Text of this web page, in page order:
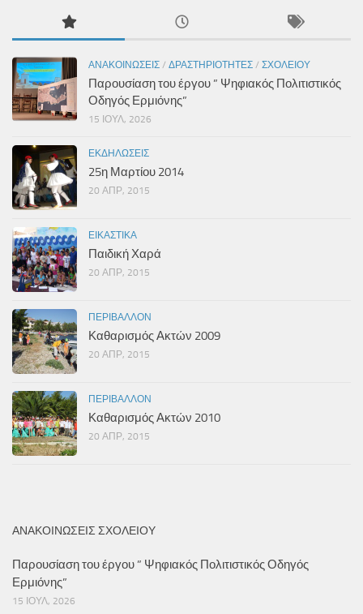
ΑΝΑΚΟΙΝΏΣΕΙΣ / ΔΡΑΣΤΗΡΙΌΤΗΤΕΣ / ΣΧΟΛΕΊΟΥ
Παρουσίαση του έργου ” Ψηφιακός Πολιτιστικός
Οδηγός Ερμιόνης”
15 ΙΟΎΛ, 2026
ΕΚΔΗΛΏΣΕΙΣ
25η Μαρτίου 2014
20 ΑΠΡ, 2015
ΕΙΚΑΣΤΙΚΆ
Παιδική Χαρά
20 ΑΠΡ, 2015
ΠΕΡΙΒΆΛΛΟΝ
Καθαρισμός Ακτών 2009
20 ΑΠΡ, 2015
ΠΕΡΙΒΆΛΛΟΝ
Καθαρισμός Ακτών 2010
20 ΑΠΡ, 2015
ΑΝΑΚΟΙΝΏΣΕΙΣ ΣΧΟΛΕΊΟΥ
Παρουσίαση του έργου ” Ψηφιακός Πολιτιστικός Οδηγός
Ερμιόνης”
15 ΙΟΎΛ, 2026